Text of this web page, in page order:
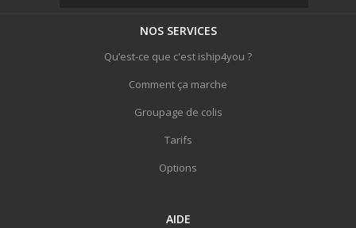
NOS SERVICES
Qu’est-ce que c'est iship4you ?
Comment ça marche
Groupage de colis
Tarifs
Options
AIDE